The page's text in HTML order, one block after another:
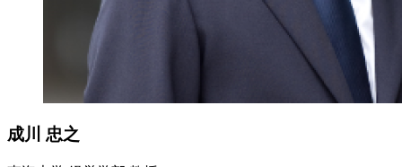
成川 忠之